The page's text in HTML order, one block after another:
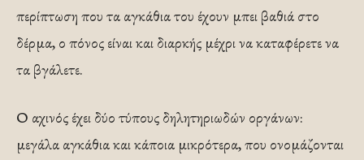
περίπτωση που τα αγκάθια του έχουν μπει βαθιά στο
δέρμα, ο πόνος είναι και διαρκής μέχρι να καταφέρετε να
τα βγάλετε.
Ο αχινός έχει δύο τύπους δηλητηριωδών οργάνων:
μεγάλα αγκάθια και κάποια μικρότερα, που ονομάζονται